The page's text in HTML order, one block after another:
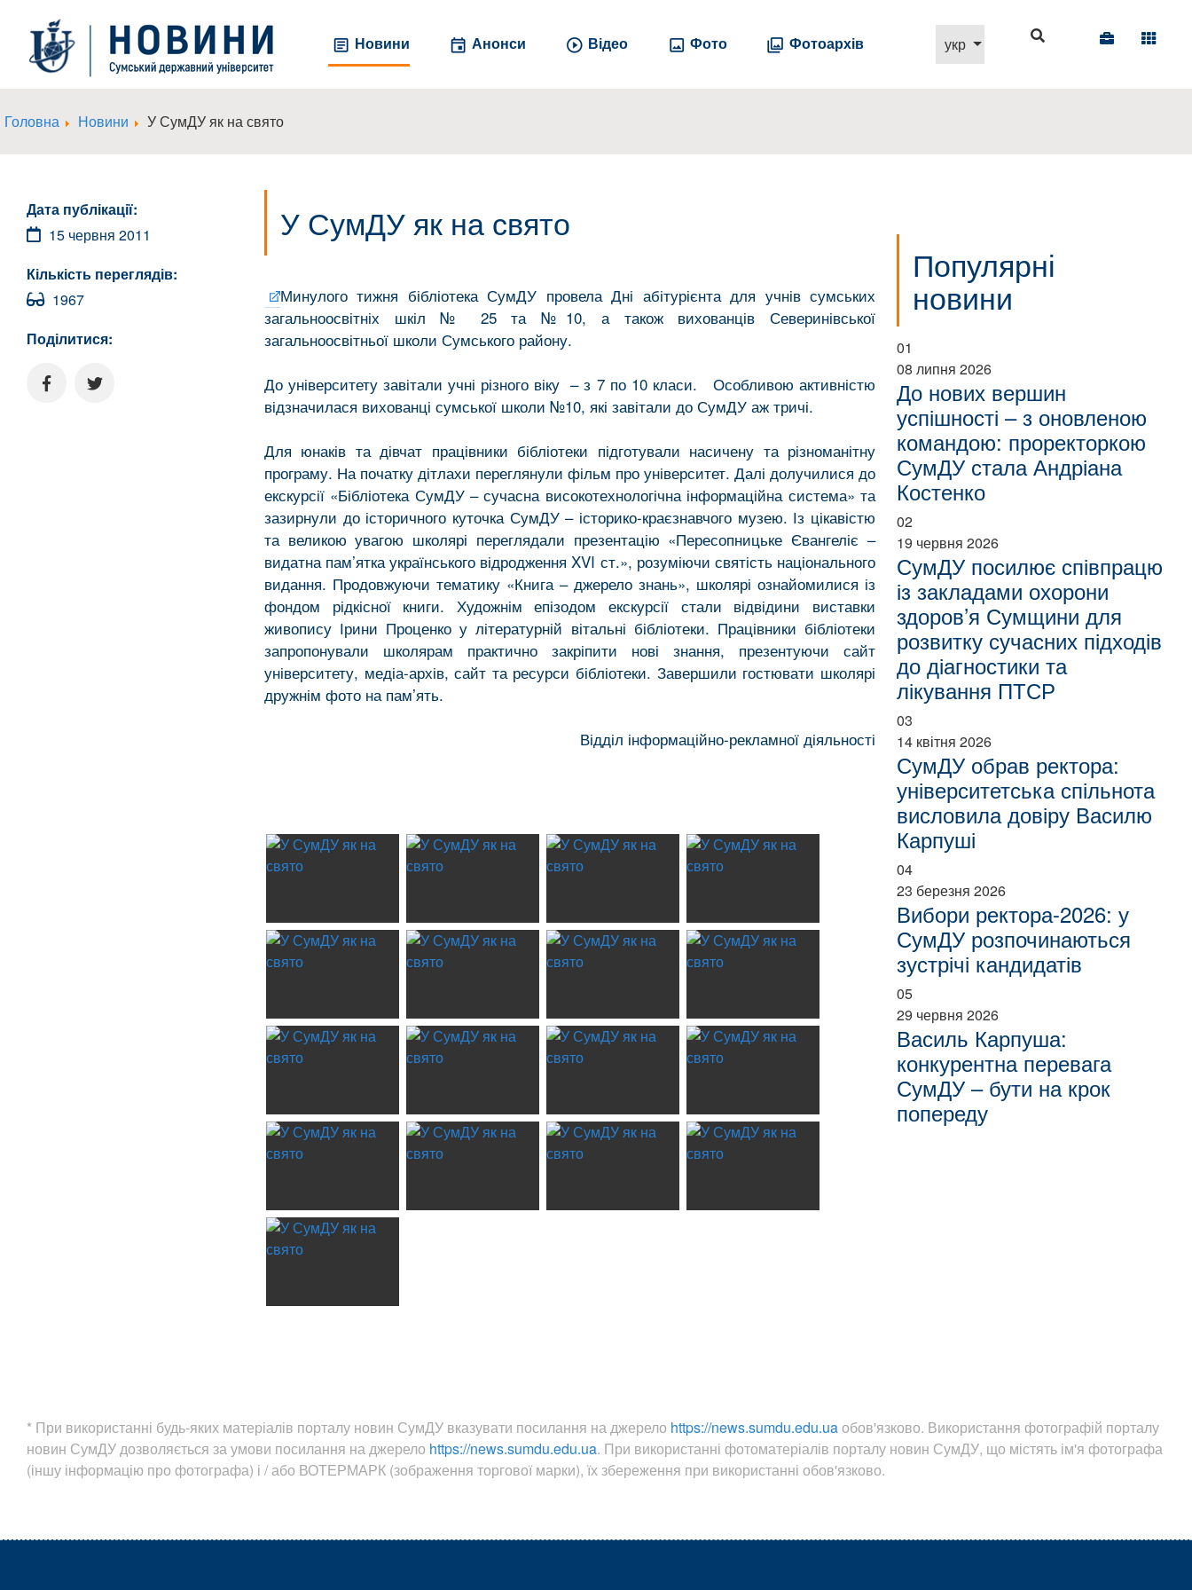
Виберіть свою мову
укр
Новини Анонси Відео Фото Фотоархів
Головна Новини У СумДУ як на свято
Дата публікації:
15 червня 2011
Кількість переглядів:
1967
Поділитися:
У СумДУ як на свято
Минулого тижня бібліотека СумДУ провела Дні абітурієнта для учнів сумських
загальноосвітніх шкіл № 25 та №10, а також вихованців Северинівської
загальноосвітньої школи Сумського району.
До університету завітали учні різного віку – з 7 по 10 класи. Особливою активністю
відзначилася вихованці сумської школи №10, які завітали до СумДУ аж тричі.
Для юнаків та дівчат працівники бібліотеки підготували насичену та різноманітну
програму. На початку дітлахи переглянули фільм про університет. Далі долучилися до
екскурсії «Бібліотека СумДУ – сучасна високотехнологічна інформаційна система» та
зазирнули до історичного куточка СумДУ – історико-краєзнавчого музею. Із цікавістю
та великою увагою школярі переглядали презентацію «Пересопницьке Євангеліє –
видатна пам’ятка українського відродження XVI ст.», розуміючи святість національного
видання. Продовжуючи тематику «Книга – джерело знань», школярі ознайомилися із
фондом рідкісної книги. Художнім епізодом екскурсії стали відвідини виставки
живопису Ірини Проценко у літературній вітальні бібліотеки. Працівники бібліотеки
запропонували школярам практично закріпити нові знання, презентуючи сайт
університету, медіа-архів, сайт та ресурси бібліотеки. Завершили гостювати школярі
дружнім фото на пам’ять.
Відділ інформаційно-рекламної діяльності
Популярні
новини
01
08 липня 2026
До нових вершин
успішності – з оновленою
командою: проректоркою
СумДУ стала Андріана
Костенко
02
19 червня 2026
СумДУ посилює співпрацю
із закладами охорони
здоров’я Сумщини для
розвитку сучасних підходів
до діагностики та
лікування ПТСР
03
14 квітня 2026
СумДУ обрав ректора:
університетська спільнота
висловила довіру Василю
Карпуші
04
23 березня 2026
Вибори ректора-2026: у
СумДУ розпочинаються
зустрічі кандидатів
05
29 червня 2026
Василь Карпуша:
конкурентна перевага
СумДУ – бути на крок
попереду
* При використанні будь-яких матеріалів порталу новин СумДУ вказувати посилання на джерело https://news.sumdu.edu.uaобов'язково. Використання фотографій порталу
новин СумДУ дозволяється за умови посилання на джерело https://news.sumdu.edu.ua. При використанні фотоматеріалів порталу новин СумДУ, що містять ім'я фотографа
(іншу інформацію про фотографа) і / або ВОТЕРМАРК (зображення торгової марки), їх збереження при використанні обов'язково.